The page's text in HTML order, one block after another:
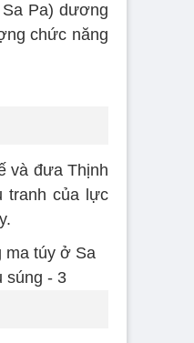
Pa) dương
chức năng
và đưa Thịnh
tranh của lực